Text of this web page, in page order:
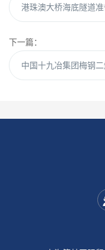
港珠澳大桥海底隧道
下一篇：
中国十九冶集团梅钢